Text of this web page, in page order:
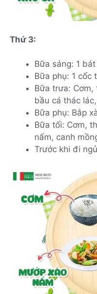
Thứ 3:
Bữa sáng: 1
Bữa phụ: 1 cốc
Bữa trưa:
bầu cá thác
Bữa phụ: Bắp
Bữa tối: Cơm,
nấm, canh
Trước khi đi